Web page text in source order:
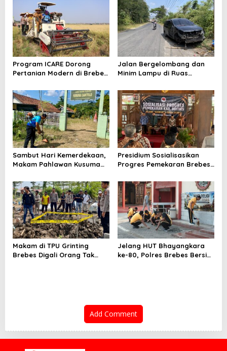
Karhutla
Program ICARE Dorong
Pertanian Modern di Brebes,
Tembus 10,2 Ton per Hektare
Jalan Bergelombang dan
Minim Lampu di Ruas
Telan Korban, Innova
Hantam Pohon di
Bantarkawung
Sambut Hari Kemerdekaan,
Makam Pahlawan Kusuma
Dibersihkan
Presidium Sosialisasikan
Progres Pemekaran Brebes
Pansus DPRD Jateng Jadi
Tahap Berikutnya
Makam di TPU Grinting
Brebes Digali Orang Tak
Jelang HUT Bhayangkara
ke-80, Polres Brebes Bersih-
Add Comment